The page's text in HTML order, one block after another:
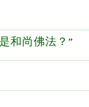
和尚佛法？ ”